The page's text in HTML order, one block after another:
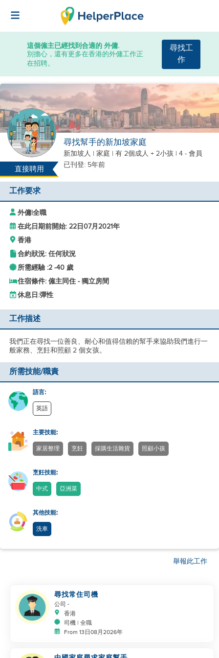
這個僱主已經找到合適的 外傭.
別擔心，還有更多在香港的外傭工作正
在招聘。
尋找工
作
直接聘用
尋找幫手的新加坡家庭
新加坡人 | 家庭 | 有 2個成人 + 2小孩 | 4 - 會員
已刊登: 5年前
工作要求
外傭|全職
在此日期前開始: 22日07月2021年
香港
合約狀況: 任何狀況
所需經驗 :2 -40 歲
住宿條件: 僱主同住 - 獨立房間
休息日:彈性
工作描述
我們正在尋找一位善良、耐心和值得信賴的幫手來協助我們進行一
般家務、烹飪和照顧 2 個女孩。
所需技能/職責
語言:
英語
主要技能:
家居整理 烹飪 採購生活雜貨 照顧小孩
烹飪技能:
中式 亞洲菜
其他技能:
洗車
舉報此工作
尋找常住司機
公司 -
香港
司機 | 全職
From 13日08月2026年